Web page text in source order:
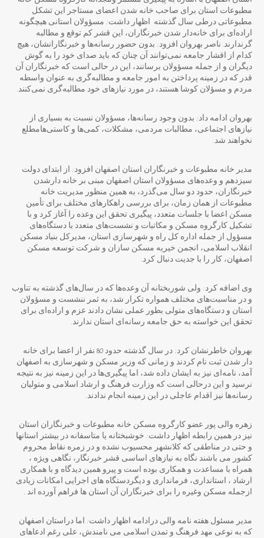
مطبوعات استان برای صاحب خانه شدن اعضای مستاجر این تشکل
مطبوعاتی درطی سال گذشته اظهار داشت: مسؤولان استانی هیچگونه
اراده‌ای برای خانه‌دار شدن خبرنگاران، این قشر کم توقع و مطالبه
گرندارند. ناصر بهروان افزود: بدون حضور رسانه‌ها و خبرنگارانشان، هیچ
کدام از اقشار جامعه نمی‌توانند آن چنان که باید صدای خود را به گوش
دیگران و از جمله مسؤولان برسانند، این در حالی است که خبرنگاران آن
قدر که در زمینه پرداختن به امور جامعه و مطالبه‌گری به عنوان واسطه
مردم و مسؤلان کوشا هستند، در مورد نیازهای خود مطالبه‌گری نمی‌کنند.
بهروان ادامه داد: بدون وجود رسانه‌ها، مسؤولان نسبت به بسیاری از
نیازهای اجتماعی، مطالبات مردمی، مشکلات، کمی‌ها و کاستی‌هامطلع
نخواهند شد.
مدیر خانه مطبوعات و خبرنگاران استان اصفهان افزود: از ابتدای دولت
سیزدهم و وعده‌های مسؤولان استان اصفهان مبنی بر خانه دارشدن
خبرنگاران، حدود دو سال می‌گذرد، به همین منظور مدیریت خانه
مطبوعات از همان زمان، برای بررسی راهکارهای مختلف برای تأمین
مسکن اعضا با جلسات متعدد، پیگیری تحقق این وعده را آغاز کرد و با
تشکیل کارگروه مسکن و مکاتبات و نشست‌های متعدد با دستگاه‌های
مسؤول از جمله اداره کل راه و شهرسازی استان، مدیرکل بنیاد مسکن
انقلاب اسلامی، انجمن خیریه مسکن سازان و شرکت توسعه مسکن
اصفهان، کار را با جدیت دنبال کرد.
وی اضافه کرد: ولی شوربختانه آن وعده‌ها که در سال‌های گذشته به تناوب
و در مناسبت‌های مختلف همواره تکرار شد، به ثمر ننشست و مسؤولان
استان و دستگاه‌های متولی بطور عملی نشان دادند عزم و اراده‌ای برای
تحقق این خواسته به حق جامعه رسانه‌ای استان ندارند.
بهروان خاطرنشان کرد: در سال گذشته حدود 80 نفر از اعضا برای خانه
دار شدن ثبت نام کردند و زمانی که وزیر مسکن و شهرسازی به اصفهان
آمد، نامه‌ای نیز به ایشان داده شد، اما پیگیری‌ها در این زمینه نیز به نتیجه
نرسید و این درحالی است که وزارت فرهنگ و ارشاد اسلامی و متولیان
رسانه‌ها نیز اقدام عاجلی در این زمینه انجام ندادند.
زهره والی پور عضو کارگروه مسکن خانه مطبوعات و خبرنگاران استان
نیز در همین رابطه اظهار داشت: خوشبختانه یا متاسفانه در بیشتر استانها
و حتی در مناطقی که کلانشهر محسیوب نشده و در زمره نقاط محروم
کشور می باشند نگاه به نیازهای اساسی قشر خبرنگار، نگاهی ویژه ،
همراه با مساعدت و همکاری بوده است و پیرو همین دیدگاه و با همکاری
ارشاد ، استانداری، فرمانداری و دیگردستگاه های اجرایی امکانات زیادی
ازجمله مسکن وغیره را برای خبرنگاران آن استان ها فراهم آورده اند .
مدیر مسئول هفته نامه والی درادامه اظهار داشت: اما دراستان اصفهان
که به نوعی مهد فرهنگ و تمدن اسلامی می نامندش، علی رغم ادعاهای